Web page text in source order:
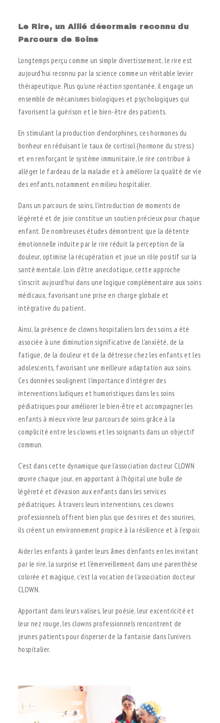
Le Rire, un Allié désormais reconnu du
Parcours de Soins
Longtemps perçu comme un simple divertissement, le rire est
aujourd’hui reconnu par la science comme un véritable levier
thérapeutique. Plus qu’une réaction spontanée, il engage un
ensemble de mécanismes biologiques et psychologiques qui
favorisent la guérison et le bien-être des patients.
En stimulant la production d’endorphines, ces hormones du
bonheur en réduisant le taux de cortisol (hormone du stress)
et en renforçant le système immunitaire, le rire contribue à
alléger le fardeau de la maladie et à améliorer la qualité de vie
des enfants, notamment en milieu hospitalier.
Dans un parcours de soins, l’introduction de moments de
légèreté et de joie constitue un soutien précieux pour chaque
enfant. De nombreuses études démontrent que la détente
émotionnelle induite par le rire réduit la perception de la
douleur, optimise la récupération et joue un rôle positif sur la
santé mentale. Loin d’être anecdotique, cette approche
s’inscrit aujourd’hui dans une logique complémentaire aux soins
médicaux, favorisant une prise en charge globale et
intégrative du patient.
Ainsi, la présence de clowns hospitaliers lors des soins a été
associée à une diminution significative de l’anxiété, de la
fatigue, de la douleur et de la détresse chez les enfants et les
adolescents, favorisant une meilleure adaptation aux soins.
Ces données soulignent l’importance d’intégrer des
interventions ludiques et humoristiques dans les soins
pédiatriques pour améliorer le bien-être et accompagner les
enfants à mieux vivre leur parcours de soins grâce à la
complicité entre les clowns et les soignants dans un objectif
commun.
C’est dans cette dynamique que l’association docteur CLOWN
œuvre chaque jour, en apportant à l’hôpital une bulle de
légèreté et d’évasion aux enfants dans les services
pédiatriques. À travers leurs interventions, ces clowns
professionnels offrent bien plus que des rires et des sourires,
ils créent un environnement propice à la résilience et à l’espoir.
Aider les enfants à garder leurs âmes d’enfants en les invitant
par le rire, la surprise et l’émerveillement dans une parenthèse
colorée et magique, c’est la vocation de l’association docteur
CLOWN.
Apportant dans leurs valises, leur poésie, leur excentricité et
leur nez rouge, les clowns professionnels rencontrent de
jeunes patients pour disperser de la fantaisie dans l’univers
hospitalier.